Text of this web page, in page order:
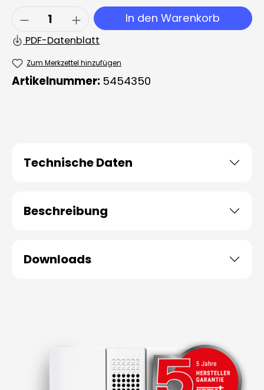
Produkt Anzahl: Gib den
In den Warenkorb
PDF-Datenblatt
Zum Merkzettel hinzufügen
Artikelnummer: 5454350
Technische Daten
Beschreibung
Downloads